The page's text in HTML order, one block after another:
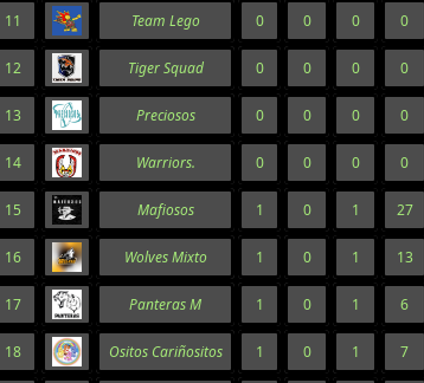
11 Team Lego 0 0 0 0
12 Tiger Squad 0 0 0 0
13 Preciosos 0 0 0 0
14 Warriors. 0 0 0 0
15 Mafiosos 1 0 1 27
16 Wolves Mixto 1 0 1 13
17 Panteras M 1 0 1 6
18 Ositos Cariñositos 1 0 1 7